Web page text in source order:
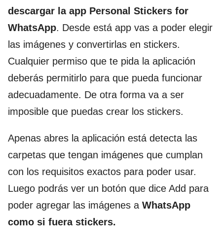
descargar la app Personal Stickers for
WhatsApp. Desde está app vas a poder elegir
las imágenes y convertirlas en stickers.
Cualquier permiso que te pida la aplicación
deberás permitirlo para que pueda funcionar
adecuadamente. De otra forma va a ser
imposible que puedas crear los stickers.
Apenas abres la aplicación está detecta las
carpetas que tengan imágenes que cumplan
con los requisitos exactos para poder usar.
Luego podrás ver un botón que dice Add para
poder agregar las imágenes a WhatsApp
como si fuera stickers.